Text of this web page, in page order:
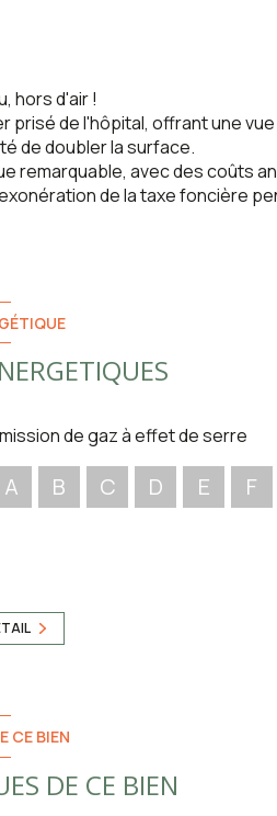
hors d'air !
prisé de l'hôpital, offrant une
de doubler la surface.
remarquable, avec des coûts
de la taxe foncière
de gaz à effet de serre
A B C D E F
CE BIEN
DE CE BIEN